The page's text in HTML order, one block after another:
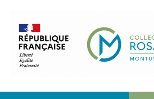
content
Collège Rosa